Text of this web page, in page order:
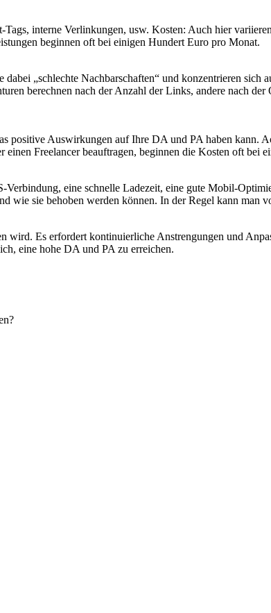
interne Verlinkungen, usw. Kosten: Auch hier
beginnen oft bei einigen Hundert Euro pro Monat.
„schlechte Nachbarschaften“ und konzentrieren sich
berechnen nach der Anzahl der Links, andere nach
positive Auswirkungen auf Ihre DA und PA haben kann.
Freelancer beauftragen, beginnen die Kosten oft bei
eine schnelle Ladezeit, eine gute Mobil-
sie behoben werden können. In der Regel kann man
Es erfordert kontinuierliche Anstrengungen und
eine hohe DA und PA zu erreichen.